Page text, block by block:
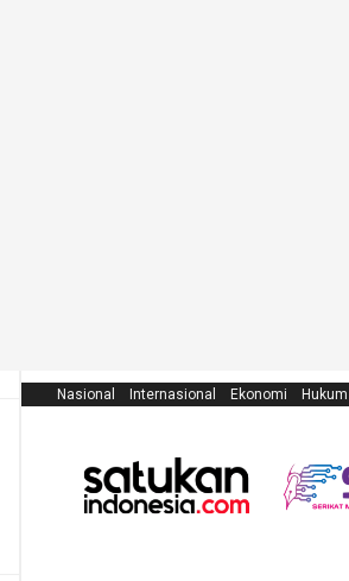
Nasional Internasional Ekonomi Hukum